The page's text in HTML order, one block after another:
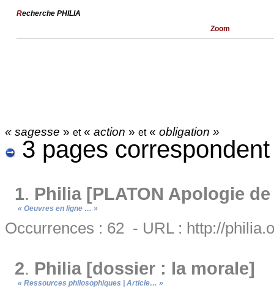
Recherche PHILIA
Zoom
« sagesse » et« action » et« obligation »
3 pages
1. Philia [PLATON Apologie
« Oeuvres en ligne … »
Occurrences : 62 - URL : http://
2. Philia [dossier : la morale]
« Ressources philosophiques | Article… »